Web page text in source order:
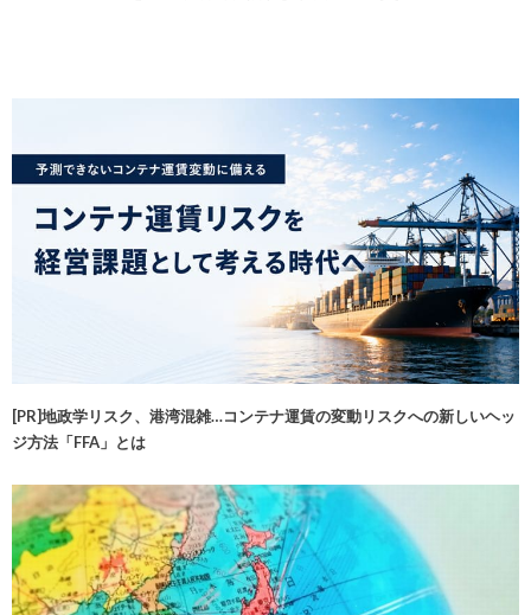
[PR]地政学リスク、港湾混雑…コンテナ運賃の変動リスクへの新しいヘッ
ジ方法「FFA」とは